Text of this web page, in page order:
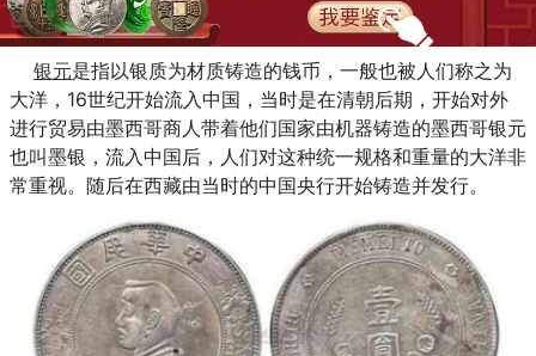
银元是指以银质为材质铸造的钱币，一般也被人们称之为
大洋，16世纪开始流入中国，当时是在清朝后期，开始对外
进行贸易由墨西哥商人带着他们国家由机器铸造的墨西哥银元
也叫墨银，流入中国后，人们对这种统一规格和重量的大洋非
常重视。随后在西藏由当时的中国央行开始铸造并发行。